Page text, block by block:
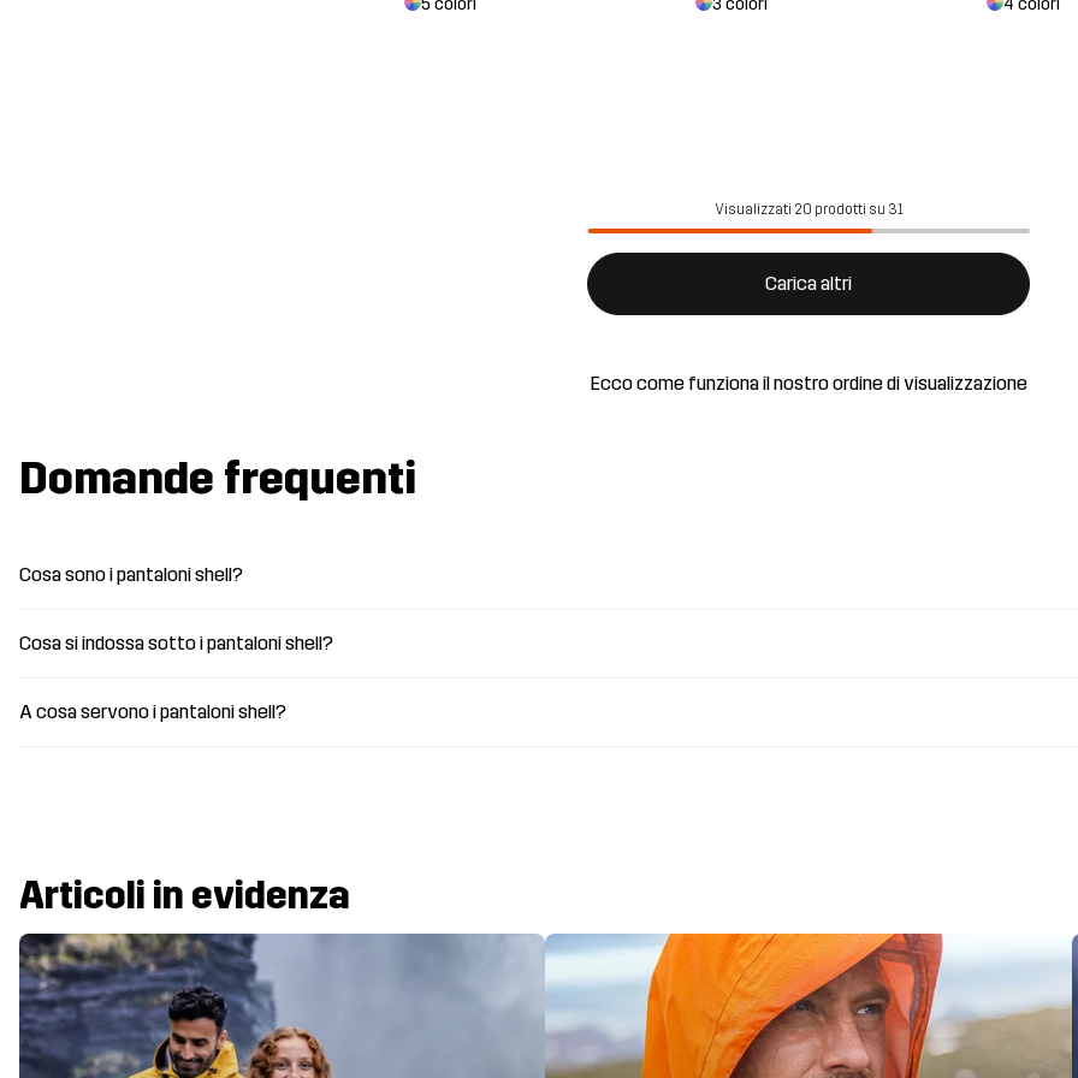
Visualizzati 20 prodotti su 31
Carica altri
Ecco come funziona il nostro ordine di visualizzazione
Domande frequenti
Cosa sono i pantaloni shell?
Cosa si indossa sotto i pantaloni shell?
A cosa servono i pantaloni shell?
Articoli in evidenza